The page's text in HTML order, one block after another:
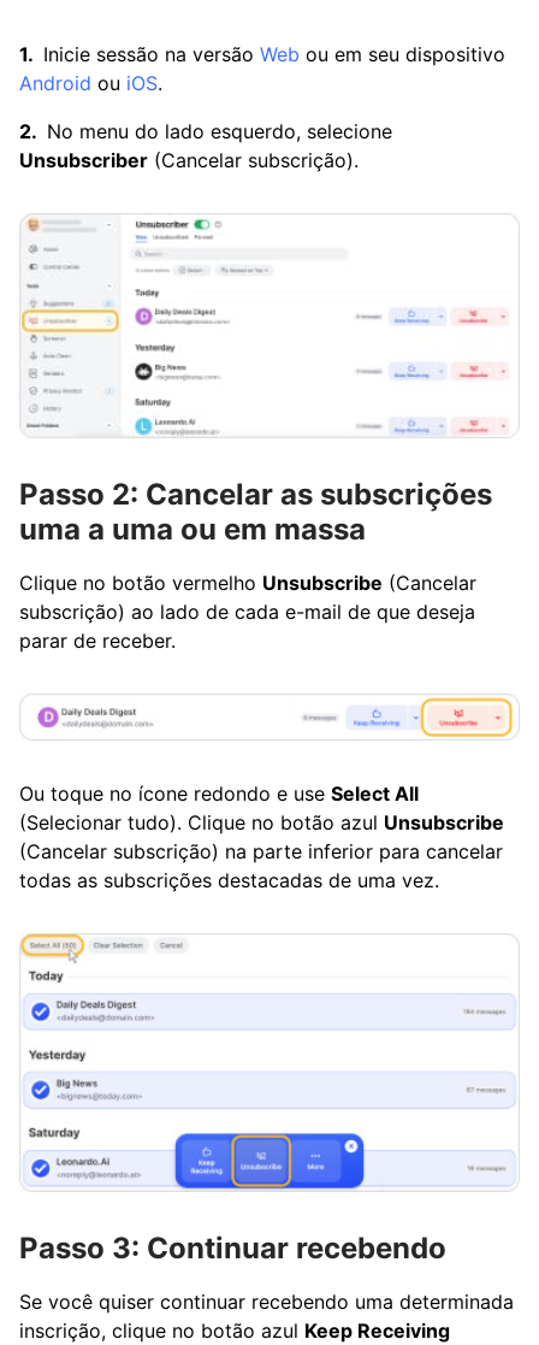
Inicie sessão na versão Web ou em seu dispositivo
Android ou iOS.
No menu do lado esquerdo, selecione
Unsubscriber (Cancelar subscrição).
Passo 2: Cancelar as subscrições
uma a uma ou em massa
Clique no botão vermelho Unsubscribe (Cancelar
subscrição) ao lado de cada e-mail de que deseja
parar de receber.
Ou toque no ícone redondo e use Select All
(Selecionar tudo). Clique no botão azul Unsubscribe
(Cancelar subscrição) na parte inferior para cancelar
todas as subscrições destacadas de uma vez.
Passo 3: Continuar recebendo
Se você quiser continuar recebendo uma determinada
inscrição, clique no botão azul Keep Receiving